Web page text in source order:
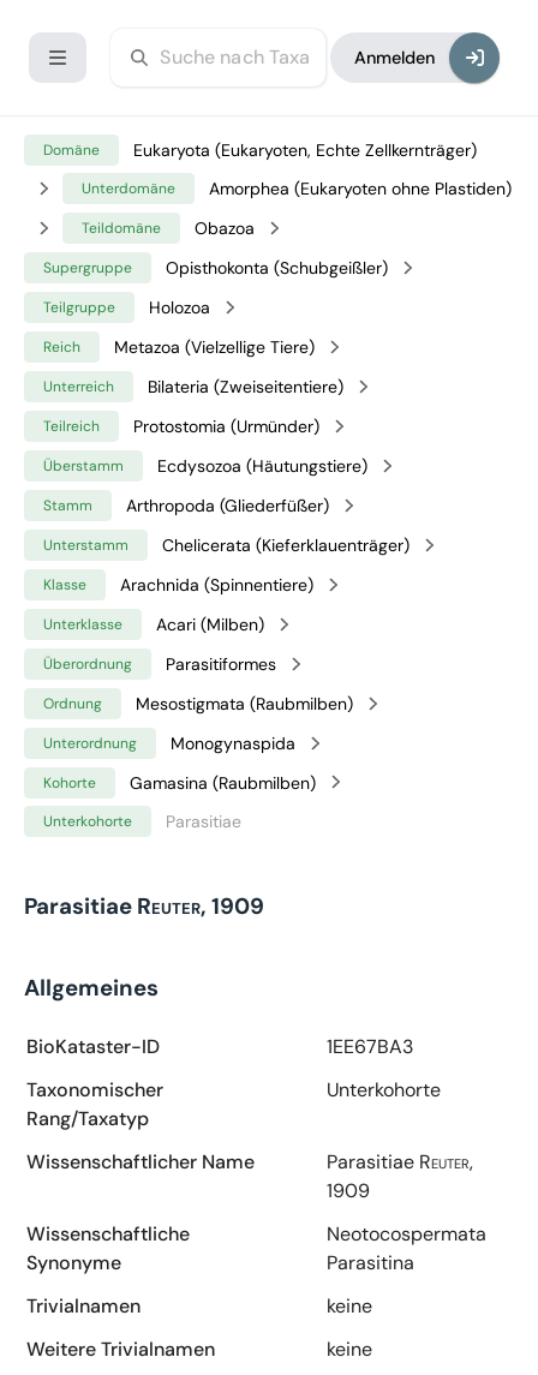
Anmelden
Domäne Eukaryota (Eukaryoten, Echte Zellkernträger)
Unterdomäne Amorphea (Eukaryoten ohne Plastiden)
Teildomäne Obazoa
Supergruppe Opisthokonta (Schubgeißler)
Teilgruppe Holozoa
Reich Metazoa (Vielzellige Tiere)
Unterreich Bilateria (Zweiseitentiere)
Teilreich Protostomia (Urmünder)
Überstamm Ecdysozoa (Häutungstiere)
Stamm Arthropoda (Gliederfüßer)
Unterstamm Chelicerata (Kieferklauenträger)
Klasse Arachnida (Spinnentiere)
Unterklasse Acari (Milben)
Überordnung Parasitiformes
Ordnung Mesostigmata (Raubmilben)
Unterordnung Monogynaspida
Kohorte Gamasina (Raubmilben)
Unterkohorte Parasitiae
Parasitiae Reuter, 1909
Allgemeines
BioKataster-ID
1EE67BA3
Taxonomischer
Rang/Taxatyp
Unterkohorte
Wissenschaftlicher Name Parasitiae Reuter,
1909
Wissenschaftliche
Synonyme
Neotocospermata
Parasitina
Trivialnamen
keine
Weitere Trivialnamen
keine